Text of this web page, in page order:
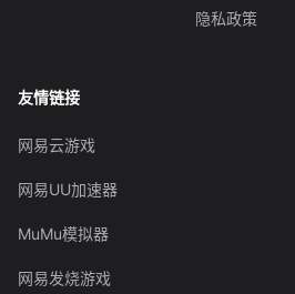
隐私政策
友情链接
网易云游戏
网易UU加速器
MuMu模拟器
网易发烧游戏